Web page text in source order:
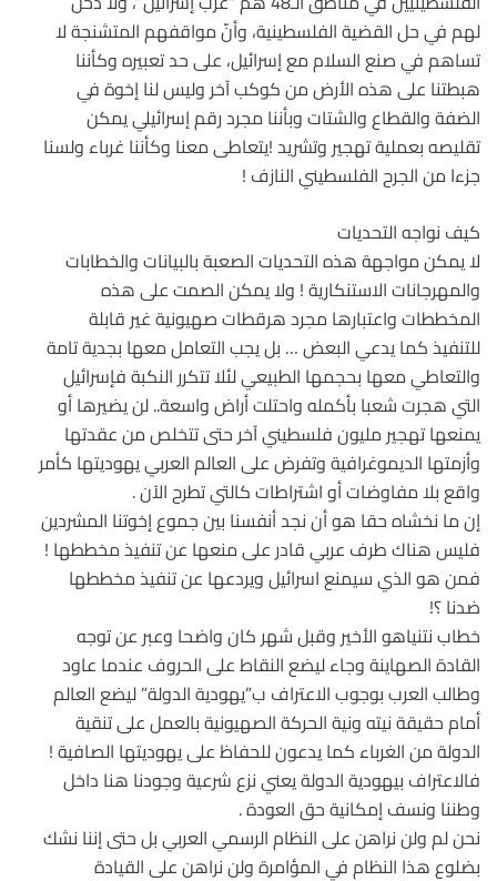
لهم في حل القضية الفلسطينية، وأنّ مواقفهم المتشنجة لا
تساهم في صنع السلام مع إسرائيل، على حد تعبيره وكأننا
هبطتنا على هذه الأرض من كوكب آخر وليس لنا إخوة في
الضفة والقطاع والشتات وبأننا مجرد رقم إسرائيلي يمكن
تقليصه بعملية تهجير وتشريد !يتعاطى معنا وكأننا غرباء ولسنا
جزءا من الجرح الفلسطيني النازف !
كيف نواجه التحديات
لا يمكن مواجهة هذه التحديات الصعبة بالبيانات والخطابات
والمهرجانات الاستنكارية ! ولا يمكن الصمت على هذه
المخططات واعتبارها مجرد هرقطات صهيونية غير قابلة
للتنفيذ كما يدعي البعض … بل يجب التعامل معها بجدية تامة
والتعاطي معها بحجمها الطبيعي لئلا تتكرر النكبة فإسرائيل
التي هجرت شعبا بأكمله واحتلت أراض واسعة.. لن يضيرها أو
يمنعها تهجير مليون فلسطيني آخر حتى تتخلص من عقدتها
وأزمتها الديموغرافية وتفرض على العالم العربي يهوديتها كأمر
واقع بلا مفاوضات أو اشتراطات كالتي تطرح الآن .
إن ما نخشاه حقا هو أن نجد أنفسنا بين جموع إخوتنا المشردين
فليس هناك طرف عربي قادر على منعها عن تنفيذ مخططها !
فمن هو الذي سيمنع اسرائيل ويردعها عن تنفيذ مخططها
ضدنا ؟!
خطاب نتنياهو الأخير وقبل شهر كان واضحا وعبر عن توجه
القادة الصهاينة وجاء ليضع النقاط على الحروف عندما عاود
وطالب العرب بوجوب الاعتراف ب”يهودية الدولة” ليضع العالم
أمام حقيقة نيته ونية الحركة الصهيونية بالعمل على تنقية
الدولة من الغرباء كما يدعون للحفاظ على يهوديتها الصافية !
فالاعتراف بيهودية الدولة يعني نزع شرعية وجودنا هنا داخل
وطننا ونسف إمكانية حق العودة .
نحن لم ولن نراهن على النظام الرسمي العربي بل حتى إننا نشك
بضلوع هذا النظام في المؤامرة ولن نراهن على القيادة